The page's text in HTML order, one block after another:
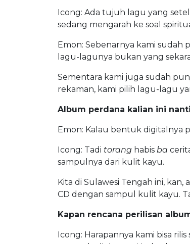
Icong: Ada tujuh lagu yang
sedang mengarah ke soal
Emon: Sebenarnya kami sudah
lagu-lagunya bukan yang
Sementara kami juga sudah
rekaman, kami pilih lagu-lagu
Album perdana kalian ini
Emon: Kalau bentuk digitalnya
Icong: Tadi torang habis ba
sampulnya dari kulit kayu.
Kita di Sulawesi Tengah ini,
CD dengan sampul kulit kayu.
Kapan rencana perilisan
Icong: Harapannya kami bisa